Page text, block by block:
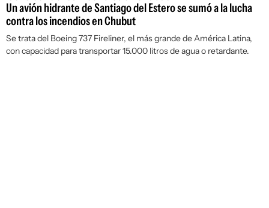
Un avión hidrante de Santiago del Estero se sumó a la lucha
contra los incendios en Chubut
Se trata del Boeing 737 Fireliner, el más grande de América Latina,
con capacidad para transportar 15.000 litros de agua o retardante.